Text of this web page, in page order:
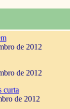
de 2012
de 2012
curta
de 2012